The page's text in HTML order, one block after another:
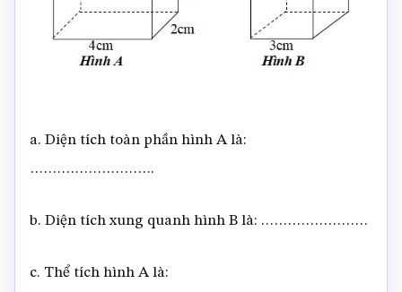
a. Diện tích toàn phần hình A là:
……………………….
b. Diện tích xung quanh hình B là: ……………………
c. Thể tích hình A là: